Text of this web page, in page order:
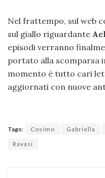
Nel frattempo, sul web
sul giallo riguardante
episodi verranno
portato alla scomparsa
momento è tutto cari
aggiornati con nuove
Tags: Cosimo Gabriella
Ravasi